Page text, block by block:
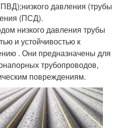
давления (трубы
(ПСД).
низкого давления трубы
и устойчивостью к
. Они предназначены для
трубопроводов,
повреждениям.